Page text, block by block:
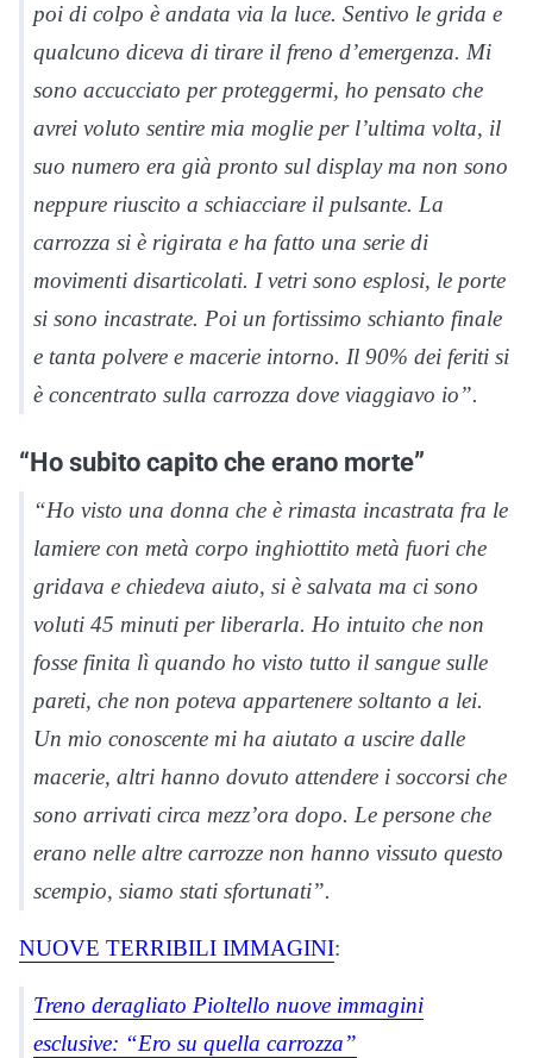
poi di colpo è andata via la luce. Sentivo le grida e
qualcuno diceva di tirare il freno d’emergenza. Mi
sono accucciato per proteggermi, ho pensato che
avrei voluto sentire mia moglie per l’ultima volta, il
suo numero era già pronto sul display ma non sono
neppure riuscito a schiacciare il pulsante. La
carrozza si è rigirata e ha fatto una serie di
movimenti disarticolati. I vetri sono esplosi, le porte
si sono incastrate. Poi un fortissimo schianto finale
e tanta polvere e macerie intorno. Il 90% dei feriti si
è concentrato sulla carrozza dove viaggiavo io”.
“Ho subito capito che erano morte”
“Ho visto una donna che è rimasta incastrata fra le
lamiere con metà corpo inghiottito metà fuori che
gridava e chiedeva aiuto, si è salvata ma ci sono
voluti 45 minuti per liberarla. Ho intuito che non
fosse finita lì quando ho visto tutto il sangue sulle
pareti, che non poteva appartenere soltanto a lei.
Un mio conoscente mi ha aiutato a uscire dalle
macerie, altri hanno dovuto attendere i soccorsi che
sono arrivati circa mezz’ora dopo. Le persone che
erano nelle altre carrozze non hanno vissuto questo
scempio, siamo stati sfortunati”.
NUOVE TERRIBILI IMMAGINI:
Treno deragliato Pioltello nuove immagini
esclusive: “Ero su quella carrozza”